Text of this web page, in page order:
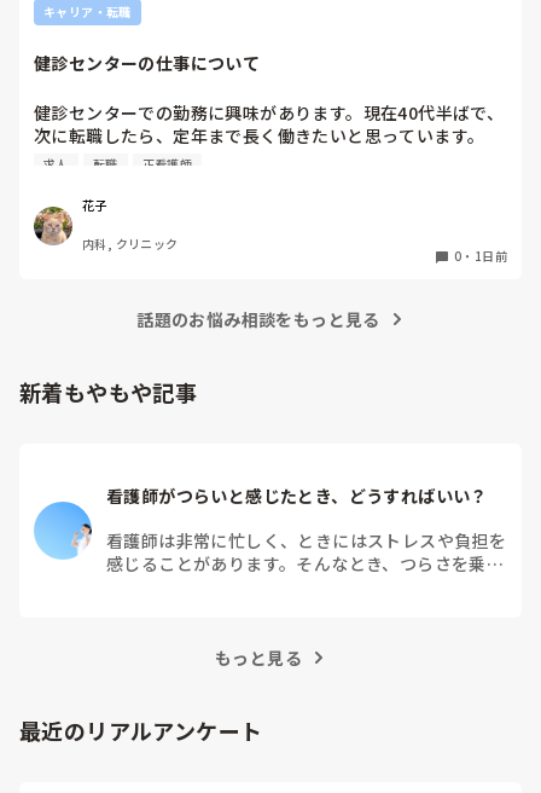
キャリア・転職
健診センターの仕事について
健診センターでの勤務に興味があります。現在40代半ばで、
次に転職したら、定年まで長く働きたいと思っています。
健診センターは比較的人気があるので、あまり空きがないと
実際、健診センターでの仕事内容は、楽なのでしょうか？ま
た、大変なことは何ですか？
求人 転職 正看護師
花子
内科, クリニック
0 ・ 1日前
話題のお悩み相談をもっと見る
新着もやもや記事
看護師がつらいと感じたとき、どうすればいい？
看護師は非常に忙しく、ときにはストレスや負担を
感じることがあります。そんなとき、つらさを乗り
もっと見る
最近のリアルアンケート